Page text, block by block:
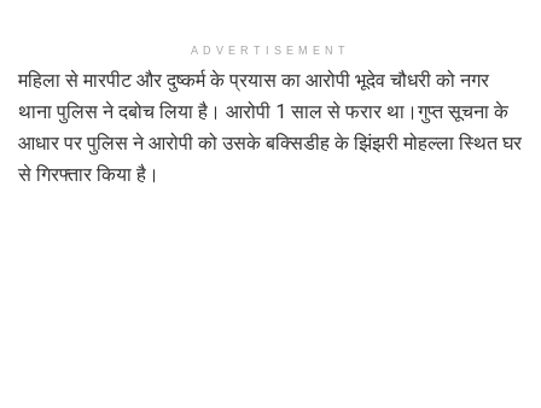
ADVERTISEMENT
महिला से मारपीट और दुष्कर्म के प्रयास का आरोपी भूदेव चौधरी को नगर
थाना पुलिस ने दबोच लिया है। आरोपी 1 साल से फरार था।गुप्त सूचना के
आधार पर पुलिस ने आरोपी को उसके बक्सिडीह के झिंझरी मोहल्ला स्थित घर
से गिरफ्तार किया है।